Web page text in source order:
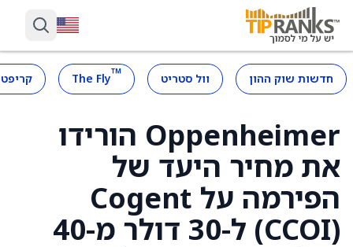
חדשות שוק ההון וול סטריט ™
The Fly
Oppenheimer הורידו
את מחיר היעד של
הפירמה על Cogent
‏(CCOI) ל-30 דולר מ-40